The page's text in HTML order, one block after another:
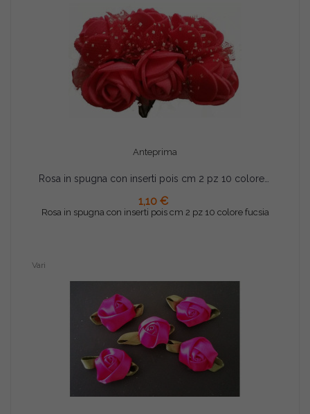
Anteprima
1,10 €
Rosa in spugna con inserti pois cm 2 pz 10 colore fucsia
AGGIUNGI AL CARRELLO
Vari